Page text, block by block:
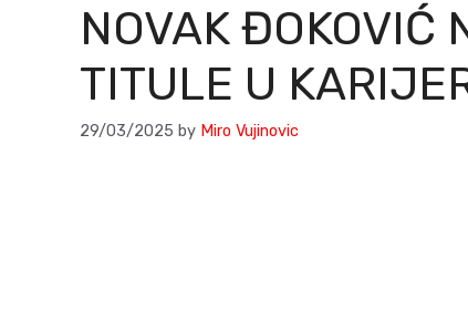
NOVAK ĐOKOVIĆ
TITULE U
29/03/2025 by Miro Vujinovic